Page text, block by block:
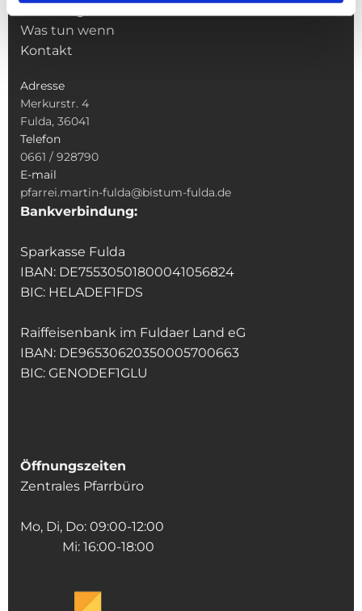
Was tun wenn
Kontakt
Adresse
Merkurstr. 4
Fulda, 36041
Telefon
0661 / 928790
E-mail
pfarrei.martin-fulda@bistum-fulda.de
Bankverbindung:
Sparkasse Fulda
IBAN: DE75530501800041056824
BIC: HELADEF1FDS
Raiffeisenbank im Fuldaer Land eG
IBAN: DE96530620350005700663
BIC: GENODEF1GLU
Öffnungszeiten
Zentrales Pfarrbüro
Mo, Di, Do: 09:00-12:00
Mi: 16:00-18:00